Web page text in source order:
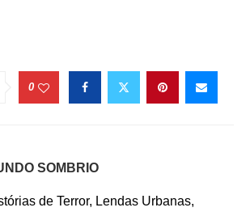
0
SOMBRIO
de Terror, Lendas Urbanas,